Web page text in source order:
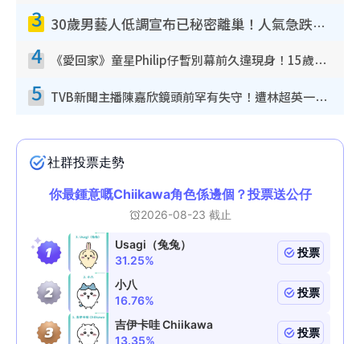
3 30歲男藝人低調宣布已秘密離巢！人氣急跌變失蹤人口︰「這幾年過得並不容易」
4 《愛回家》童星Philip仔暫別幕前久違現身！15歲近況暴風長高蛻變帥氣少男
5 TVB新聞主播陳嘉欣鏡頭前罕有失守！遭林超英一句說話突襲嚇親當場大笑